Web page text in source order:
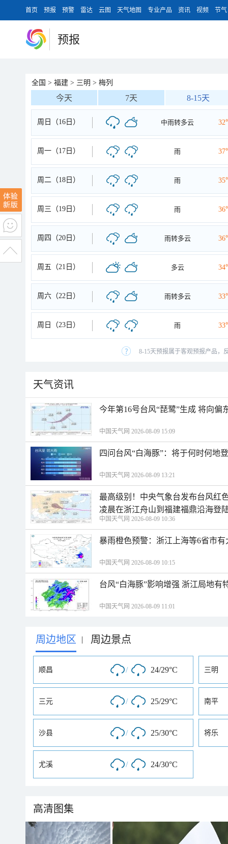
首页 预报 预警 雷达 云图 天气地图 专业产品 资讯 视频 节气
预报
全国 > 福建 > 三明 > 梅列
今天 7天 8-15天
周日（16日） 中雨转多云
周一（17日） 雨
周二（18日） 雨
周三（19日） 雨
周四（20日） 雨转多云
周五（21日） 多云
周六（22日） 雨转多云
周日（23日） 雨
8-15天预报属于客观预报产品，
天气资讯
今年第16号台风“琵鹭”生成 将向偏
中国天气网 2026-08-09 15:09
四问台风“白海豚”：将于何时何地
中国天气网 2026-08-09 13:21
最高级别！中央气象台发布台风红
凌晨在浙江舟山到福建福鼎沿海登
中国天气网 2026-08-09 10:36
暴雨橙色预警：浙江上海等6省市
中国天气网 2026-08-09 10:15
台风“白海豚”影响增强 浙江局地有
中国天气网 2026-08-09 11:01
周边地区 | 周边景点
顺昌 / 24/29°C 三明
三元 / 25/29°C 南平
沙县 / 25/30°C 将乐
尤溪 / 24/30°C
高清图集